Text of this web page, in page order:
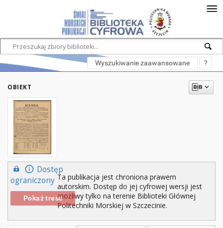
Wyszukiwanie zaawansowane ?
OBIEKT
Dostęp
ograniczony
Pokaż treść
Ta publikacja jest chroniona prawem
autorskim. Dostęp do jej cyfrowej wersji jest
możliwy tylko na terenie Biblioteki Głównej
Politechniki Morskiej w Szczecinie.